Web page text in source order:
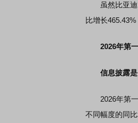
虽然比亚迪
比增长
2026年第
信息披露
2026年第一
不同幅度的同比